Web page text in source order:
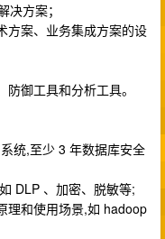
方案；
方案、业务集成方案的设
御工具和分析工具。
统,至少 3 年数据库安全
DLP 、加密、脱敏等;
理和使用场景,如 hadoop